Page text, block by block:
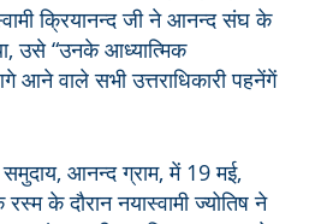
क्रियानन्द जी ने आनन्द संघ के
उसे “उनके आध्यात्मिक
आने वाले सभी उत्तराधिकारी पहनेंगें
आनन्द ग्राम, में 19 मई,
के दौरान नयास्वामी ज्योतिष ने